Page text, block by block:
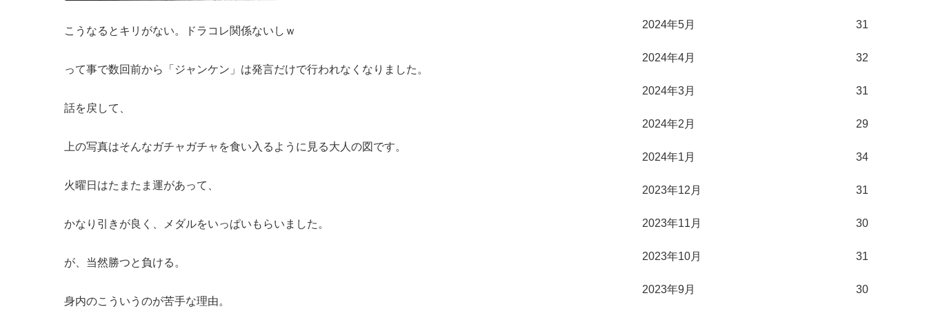
こうなるとキリがない。ドラコレ関係ないしｗ
って事で数回前から「ジャンケン」は発言だけで行われなくなりました。
話を戻して、
上の写真はそんなガチャガチャを食い入るように見る大人の図です。
火曜日はたまたま運があって、
かなり引きが良く、メダルをいっぱいもらいました。
が、当然勝つと負ける。
身内のこういうのが苦手な理由。
2024年5月 31
2024年4月 32
2024年3月 31
2024年2月 29
2024年1月 34
2023年12月 31
2023年11月 30
2023年10月 31
2023年9月 30